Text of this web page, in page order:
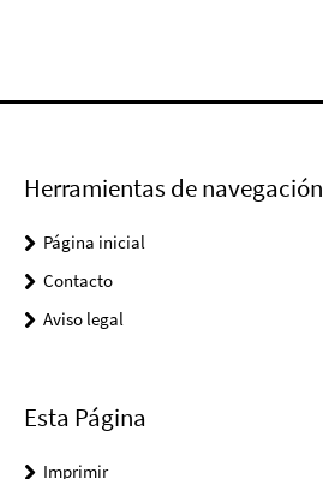
Herramientas de navegación
Página inicial
Contacto
Aviso legal
Esta Página
Imprimir